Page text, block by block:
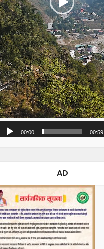
00:00 00:59
AD